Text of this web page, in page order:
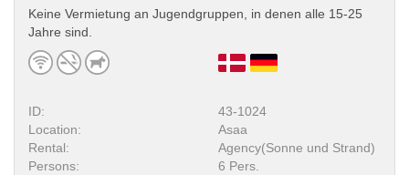
Keine Vermietung an Jugendgruppen, in denen alle 15-25
Jahre sind.
ID:
43-1024
Location:
Asaa
Rental:
Agency(Sonne und Strand)
Persons:
6 Pers.